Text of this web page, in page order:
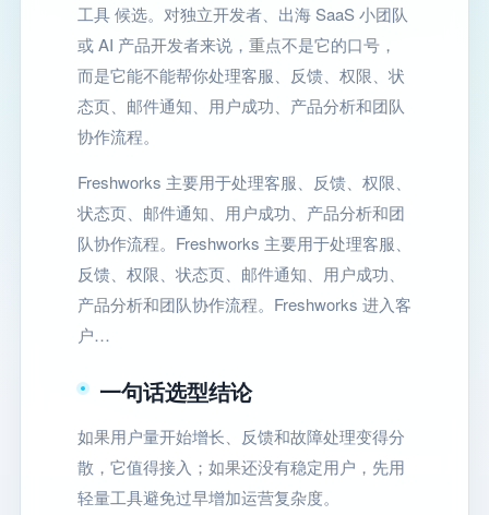
工具 候选。对独立开发者、出海 SaaS 小团队
或 AI 产品开发者来说，重点不是它的口号，
而是它能不能帮你处理客服、反馈、权限、状
态页、邮件通知、用户成功、产品分析和团队
协作流程。
Freshworks 主要用于处理客服、反馈、权限、
状态页、邮件通知、用户成功、产品分析和团
队协作流程。Freshworks 主要用于处理客服、
反馈、权限、状态页、邮件通知、用户成功、
产品分析和团队协作流程。Freshworks 进入客
户…
一句话选型结论
如果用户量开始增长、反馈和故障处理变得分
散，它值得接入；如果还没有稳定用户，先用
轻量工具避免过早增加运营复杂度。